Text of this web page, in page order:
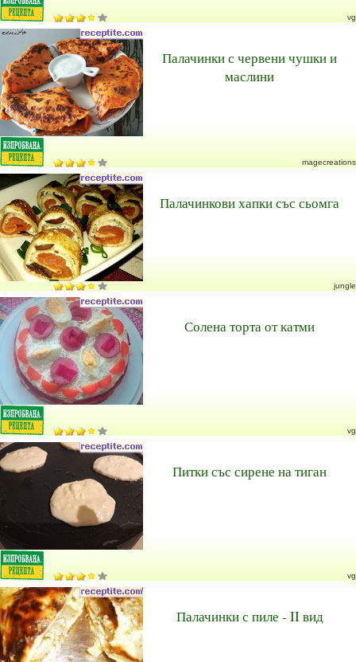
vg
Палачинки с червени чушки и
маслини
magecreations
Палачинкови хапки със сьомга
jungle
Солена торта от катми
vg
Питки със сирене на тиган
vg
Палачинки с пиле - II вид